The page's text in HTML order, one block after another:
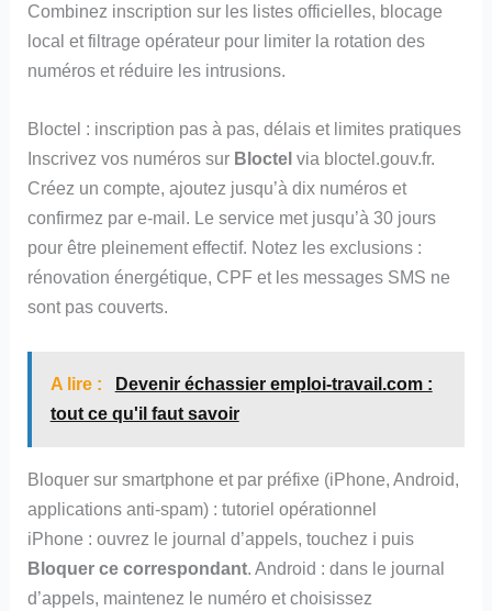
Combinez inscription sur les listes officielles, blocage
local et filtrage opérateur pour limiter la rotation des
numéros et réduire les intrusions.
Bloctel : inscription pas à pas, délais et limites pratiques
Inscrivez vos numéros sur Bloctel via bloctel.gouv.fr.
Créez un compte, ajoutez jusqu’à dix numéros et
confirmez par e‑mail. Le service met jusqu’à 30 jours
pour être pleinement effectif. Notez les exclusions :
rénovation énergétique, CPF et les messages SMS ne
sont pas couverts.
A lire :
Devenir échassier emploi-travail.com :
tout ce qu'il faut savoir
Bloquer sur smartphone et par préfixe (iPhone, Android,
applications anti-spam) : tutoriel opérationnel
iPhone : ouvrez le journal d’appels, touchez ℹ puis
Bloquer ce correspondant. Android : dans le journal
d’appels, maintenez le numéro et choisissez